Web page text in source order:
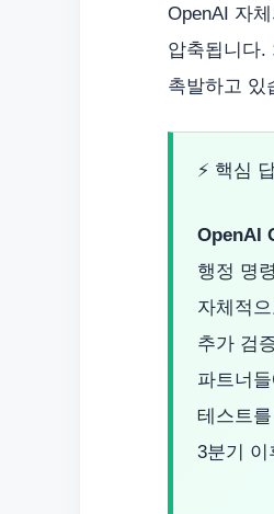
OpenAI 자
압축됩니다.
촉발하고 있
⚡ 핵심
OpenAI
행정 명
자체적
추가 검
파트너
테스트
3분기 이